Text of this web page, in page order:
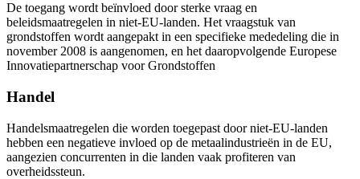
De toegang wordt beïnvloed door sterke vraag en
beleidsmaatregelen in niet-EU-landen. Het vraagstuk van
grondstoffen wordt aangepakt in een specifieke mededeling die in
november 2008 is aangenomen, en het daaropvolgende Europese
Innovatiepartnerschap voor Grondstoffen
Handel
Handelsmaatregelen die worden toegepast door niet-EU-landen
hebben een negatieve invloed op de metaalindustrieën in de EU,
aangezien concurrenten in die landen vaak profiteren van
overheidssteun.